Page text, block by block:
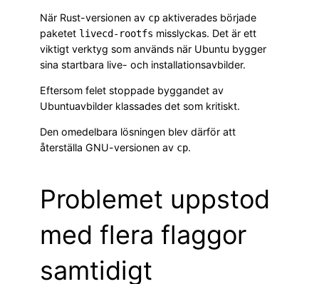
När Rust-versionen av cp aktiverades började
paketet livecd-rootfs misslyckas. Det är ett
viktigt verktyg som används när Ubuntu bygger
sina startbara live- och installationsavbilder.
Eftersom felet stoppade byggandet av
Ubuntuavbilder klassades det som kritiskt.
Den omedelbara lösningen blev därför att
återställa GNU-versionen av cp.
Problemet uppstod
med flera flaggor
samtidigt